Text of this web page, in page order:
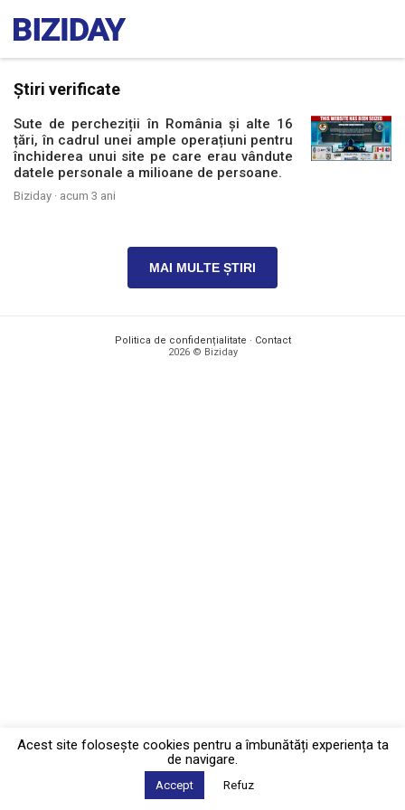
Știri verificate
Sute de percheziții în România și alte 16
țări, în cadrul unei ample operațiuni pentru
închiderea unui site pe care erau vândute
datele personale a milioane de persoane.
Biziday · acum 3 ani
MAI MULTE ȘTIRI
Politica de confidențialitate · Contact
2026 © Biziday
Acest site foloseşte cookies pentru a îmbunătăți experiența ta
de navigare.
Accept Refuz